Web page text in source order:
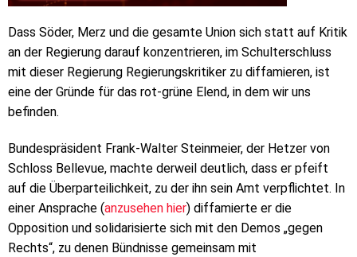
Dass Söder, Merz und die gesamte Union sich statt auf Kritik
an der Regierung darauf konzentrieren, im Schulterschluss
mit dieser Regierung Regierungskritiker zu diffamieren, ist
eine der Gründe für das rot-grüne Elend, in dem wir uns
befinden.
Bundespräsident Frank-Walter Steinmeier, der Hetzer von
Schloss Bellevue, machte derweil deutlich, dass er pfeift
auf die Überparteilichkeit, zu der ihn sein Amt verpflichtet. In
einer Ansprache (anzusehen hier) diffamierte er die
Opposition und solidarisierte sich mit den Demos „gegen
Rechts“, zu denen Bündnisse gemeinsam mit